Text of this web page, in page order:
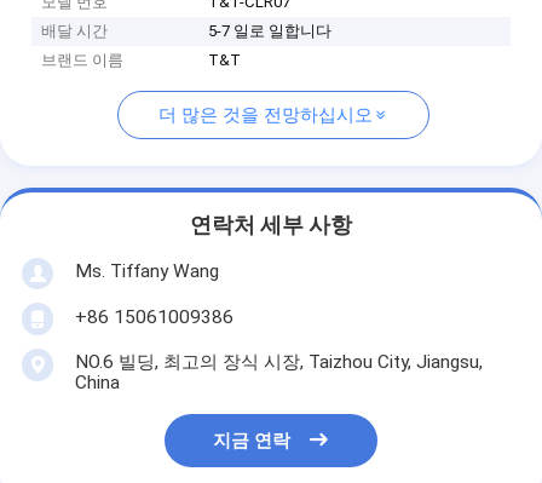
배달 시간
5-7 일로 일합니다
브랜드 이름
T&T
더 많은 것을 전망하십시오
연락처 세부 사항
Ms. Tiffany Wang
+86 15061009386
NO.6 빌딩, 최고의 장식 시장, Taizhou City, Jiangsu,
China
지금 연락